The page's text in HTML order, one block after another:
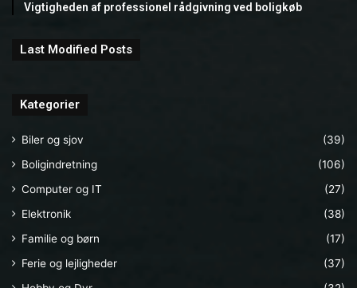
Vigtigheden af professionel rådgivning ved boligkøb
Last Modified Posts
Kategorier
Biler og sjov
(39)
Boligindretning
(106)
Computer og IT
(27)
Elektronik
(38)
Familie og børn
(17)
Ferie og lejligheder
(37)